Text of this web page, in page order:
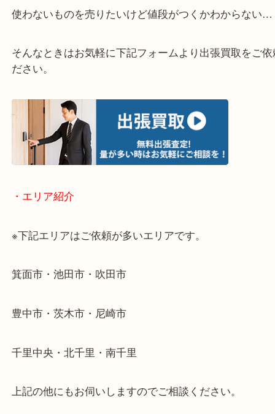
・どんなご相談もお気軽にお問い合わせください
終活・遺品整理・生前整理・断捨離・引っ越し
物を整理するケースは年々増加傾向です。
当店ではそういったお困りの方からのご依頼も大歓
使わないものを売りたいけど値段がつくかわから
そんなときはお気軽に下記フォームより出張買取を